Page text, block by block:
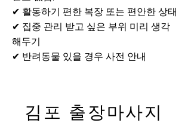
✔ 활동하기 편한 복장 또는 편안한 상태
✔ 집중 관리 받고 싶은 부위 미리 생각
해두기
✔ 반려동물 있을 경우 사전 안내
김포 출장마사지